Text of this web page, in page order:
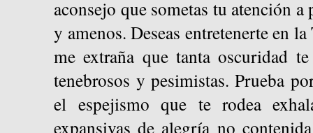
aconsejo que sometas tu atención a
y amenos. Deseas entretenerte en
me extraña que tanta oscuridad
tenebrosos y pesimistas. Prueba
el espejismo que te rodea
expansivas de alegría no